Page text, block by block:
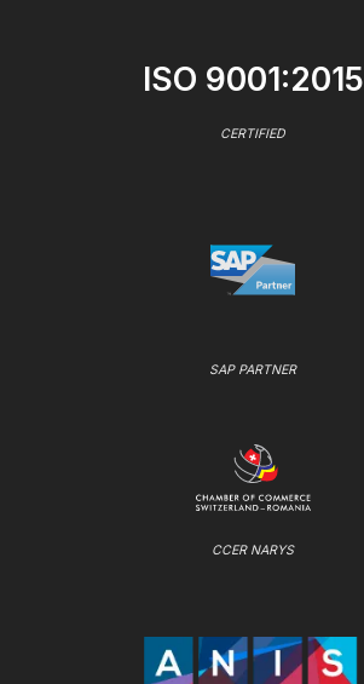
ISO 9001:2015
CERTIFIED
SAP PARTNER
CCER NARYS